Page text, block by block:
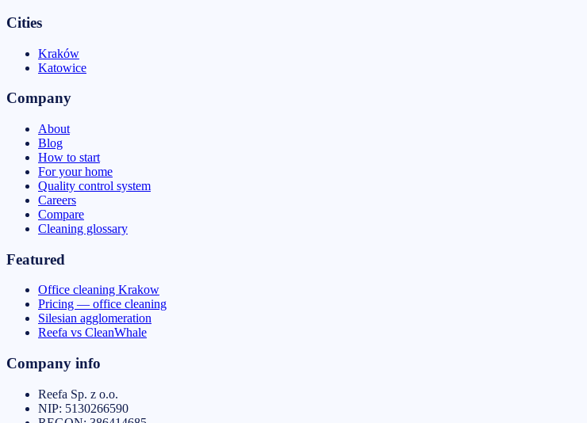
Cities
Kraków
Katowice
Company
About
Blog
How to start
For your home
Quality control system
Careers
Compare
Cleaning glossary
Featured
Office cleaning Krakow
Pricing — office cleaning
Silesian agglomeration
Reefa vs CleanWhale
Company info
Reefa Sp. z o.o.
NIP: 5130266590